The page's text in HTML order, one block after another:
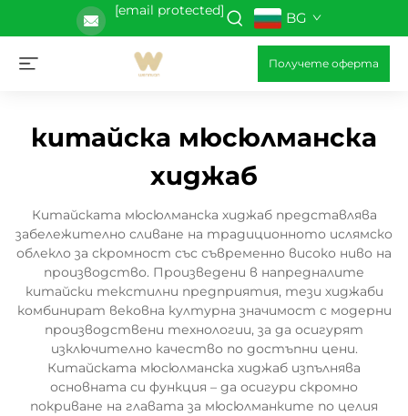
[email protected] BG
Получете оферта
китайска мюсюлманска
хиджаб
Китайската мюсюлманска хиджаб представлява
забележително сливане на традиционното ислямско
облекло за скромност със съвременно високо ниво на
производство. Произведени в напредналите
китайски текстилни предприятия, тези хиджаби
комбинират вековна културна значимост с модерни
производствени технологии, за да осигурят
изключително качество по достъпни цени.
Китайската мюсюлманска хиджаб изпълнява
основната си функция – да осигури скромно
покриване на главата за мюсюлманките по целия